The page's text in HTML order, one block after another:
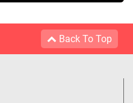
Back To Top